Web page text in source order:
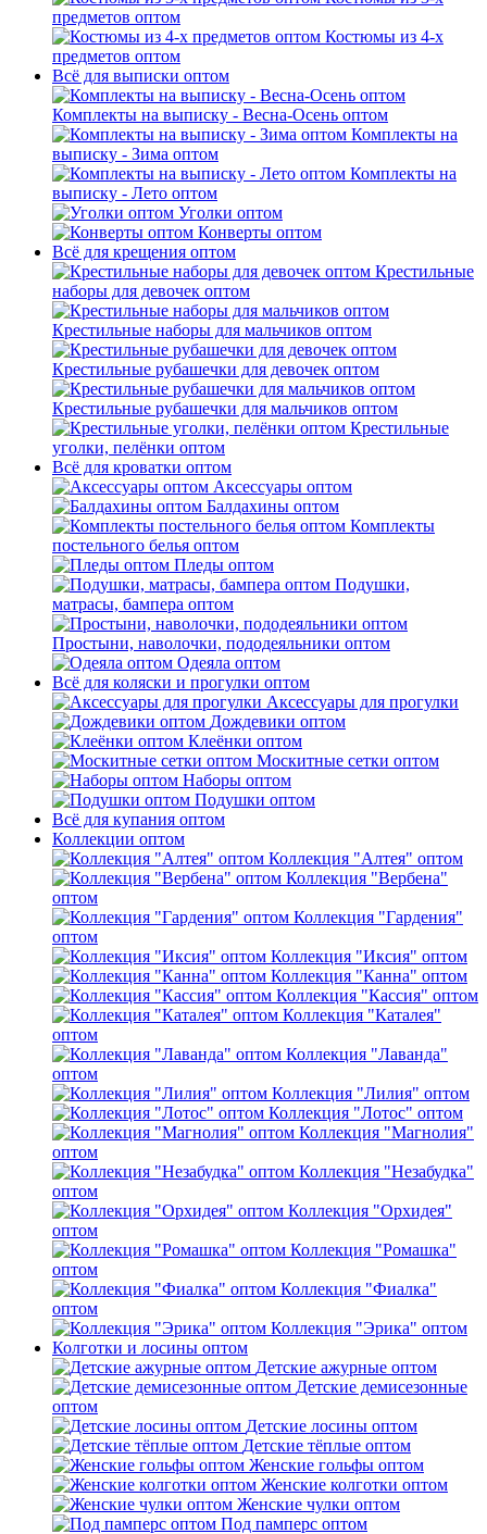
предметов оптом
Костюмы из 4-х
предметов оптом
Всё для выписки оптом
Комплекты на выписку - Весна-Осень оптом
Комплекты на
выписку - Зима оптом
Комплекты на
выписку - Лето оптом
Уголки оптом
Конверты оптом
Всё для крещения оптом
Крестильные
наборы для девочек оптом
Крестильные наборы для мальчиков оптом
Крестильные рубашечки для девочек оптом
Крестильные рубашечки для мальчиков оптом
Крестильные
уголки, пелёнки оптом
Всё для кроватки оптом
Аксессуары оптом
Балдахины оптом
Комплекты
постельного белья оптом
Пледы оптом
Подушки,
матрасы, бампера оптом
Простыни, наволочки, пододеяльники оптом
Одеяла оптом
Всё для коляски и прогулки оптом
Аксессуары для прогулки
Дождевики оптом
Клеёнки оптом
Москитные сетки оптом
Наборы оптом
Подушки оптом
Всё для купания оптом
Коллекции оптом
Коллекция "Алтея" оптом
Коллекция "Вербена"
оптом
Коллекция "Гардения"
оптом
Коллекция "Иксия" оптом
Коллекция "Канна" оптом
Коллекция "Кассия" оптом
Коллекция "Каталея"
оптом
Коллекция "Лаванда"
оптом
Коллекция "Лилия" оптом
Коллекция "Лотос" оптом
Коллекция "Магнолия"
оптом
Коллекция "Незабудка"
оптом
Коллекция "Орхидея"
оптом
Коллекция "Ромашка"
оптом
Коллекция "Фиалка"
оптом
Коллекция "Эрика" оптом
Колготки и лосины оптом
Детские ажурные оптом
Детские демисезонные
оптом
Детские лосины оптом
Детские тёплые оптом
Женские гольфы оптом
Женские колготки оптом
Женские чулки оптом
Под памперс оптом